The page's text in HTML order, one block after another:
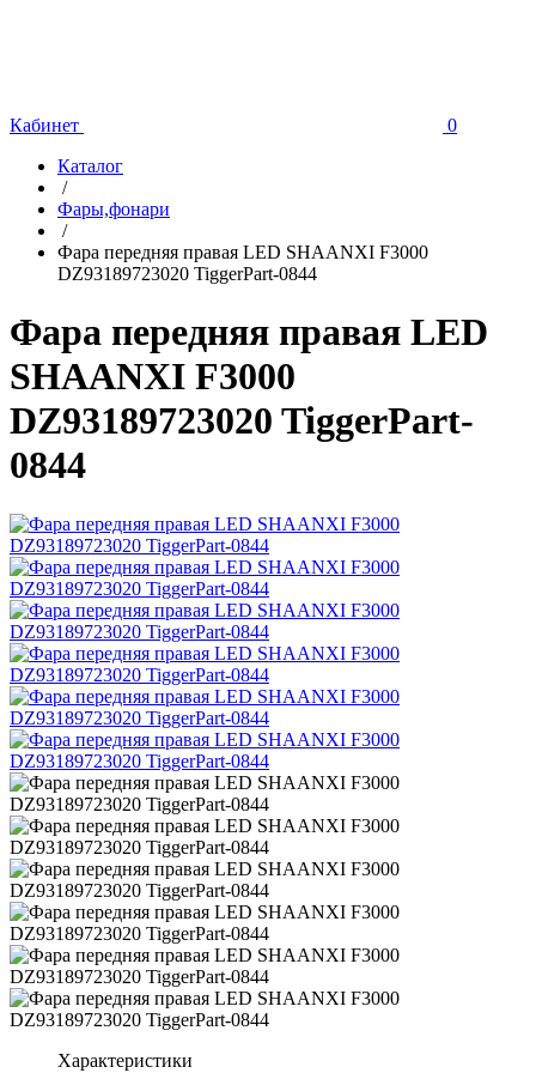
Кабинет
0
Каталог
/
Фары,фонари
/
Фара передняя правая LED SHAANXI F3000
DZ93189723020 TiggerPart-0844
Фара передняя правая LED
SHAANXI F3000
DZ93189723020 TiggerPart-
0844
Характеристики